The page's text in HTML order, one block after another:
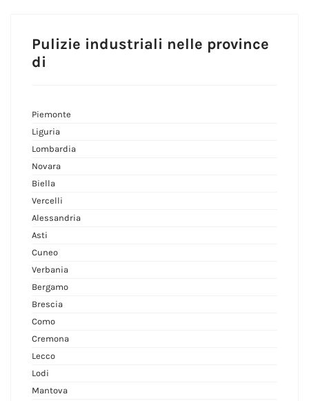
Pulizie industriali nelle province
di
Piemonte
Liguria
Lombardia
Novara
Biella
Vercelli
Alessandria
Asti
Cuneo
Verbania
Bergamo
Brescia
Como
Cremona
Lecco
Lodi
Mantova